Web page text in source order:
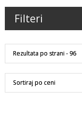
Filteri